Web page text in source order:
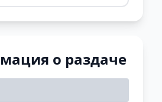
о раздаче